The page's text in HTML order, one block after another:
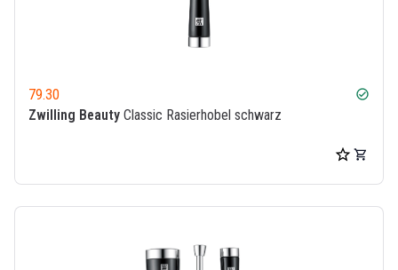
79.30 check_circle
Zwilling Beauty Classic Rasierhobel schwarz